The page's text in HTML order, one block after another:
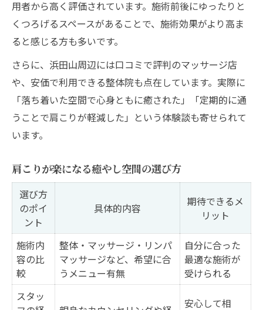
用者から高く評価されています。施術前後にゆったりと
くつろげるスペースがあることで、施術効果がより高ま
ると感じる方も多いです。
さらに、浜田山周辺には口コミで評判のマッサージ店
や、安価で利用できる整体院も点在しています。実際に
「落ち着いた空間で心身ともに癒された」「定期的に通
うことで肩こりが軽減した」という体験談も寄せられて
います。
肩こりが楽になる癒やし空間の選び方
選び方
のポイ
ント
具体的内容
期待できるメ
リット
施術内
容の比
較
整体・マッサージ・リンパ
マッサージなど、希望に合
うメニュー有無
自分に合った
最適な施術が
受けられる
スタッ
安心して相